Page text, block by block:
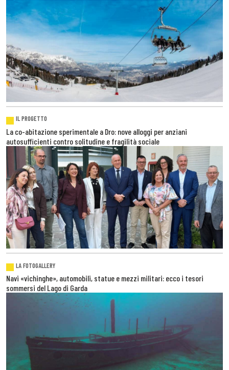
IL PROGETTO
La co-abitazione sperimentale a Dro: nove alloggi per anziani
autosufficienti contro solitudine e fragilità sociale
LA FOTOGALLERY
Navi «vichinghe», automobili, statue e mezzi militari: ecco i tesori
sommersi del Lago di Garda